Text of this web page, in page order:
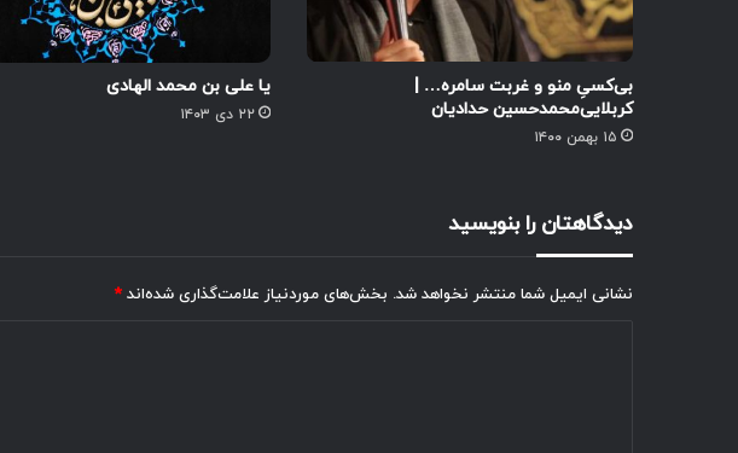
بی‌کسیِ منو و غربت سامره… |
کربلایی‌محمدحسین حدادیان
۱۵ بهمن ۱۴۰۰
یا علی بن محمد الهادی
۲۲ دی ۱۴۰۳
دیدگاهتان را بنویسید
نشانی ایمیل شما منتشر نخواهد شد. بخش‌های موردنیاز علامت‌گذاری شده‌اند *